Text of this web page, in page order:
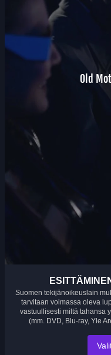
Old
Suomen tekijänoikeuslain
tarvitaan voimassa oleva
vastuullisesti miltä tahansa
(mm. DVD, Blu-ray, Yle